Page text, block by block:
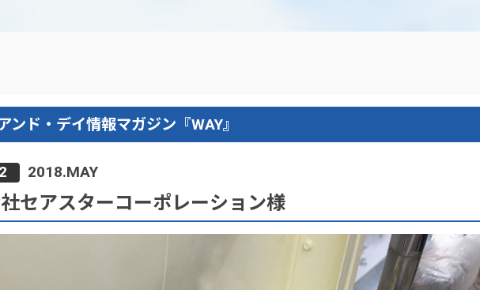
ンド・デイ情報マガジン『WAY』
2018.MAY
セアスターコーポレーション様